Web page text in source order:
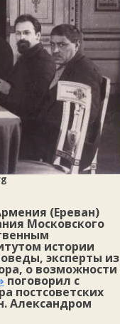
(Ереван)
Московского
истории
эксперты из
о возможности
поговорил с
постсоветских
Александром